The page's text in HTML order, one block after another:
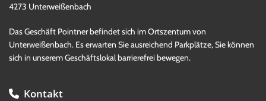
4273 Unterweißenbach
Das Geschäft Pointner befindet sich im Ortszentum von
Unterweißenbach. Es erwarten Sie ausreichend Parkplätze, Sie können
sich in unserem Geschäftslokal barrierefrei bewegen.
 Kontakt